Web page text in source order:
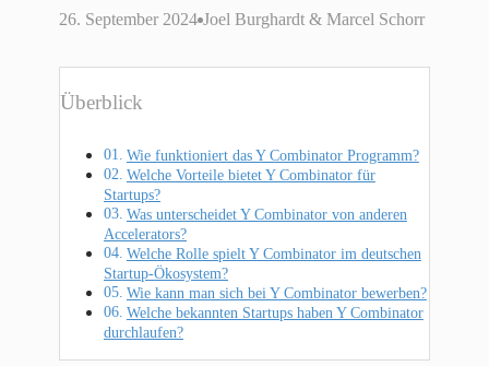
26. September 2024 Joel Burghardt & Marcel Schorr
Überblick
Wie funktioniert das Y Combinator Programm?
Welche Vorteile bietet Y Combinator für
Startups?
Was unterscheidet Y Combinator von anderen
Accelerators?
Welche Rolle spielt Y Combinator im deutschen
Startup-Ökosystem?
Wie kann man sich bei Y Combinator bewerben?
Welche bekannten Startups haben Y Combinator
durchlaufen?